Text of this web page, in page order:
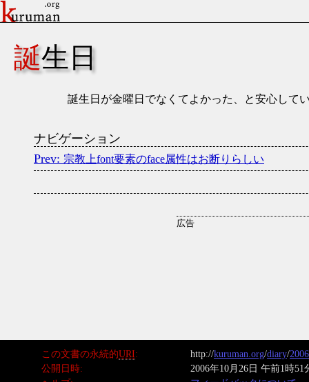
誕生日
誕生日が金曜日でなくてよかった、と安心して
ナビゲーション
宗教上font要素のface属性はお断りらしい
この文書の永続的URI http://kuruman.org/diary/2006
公開日時
2006年10月26日 午前1時51